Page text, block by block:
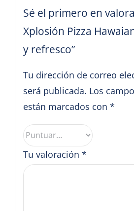
Sé el primero en
Xplosión Pizza
y refresco”
Tu dirección de correo
será publicada. Los
están marcados con *
Tu valoración *